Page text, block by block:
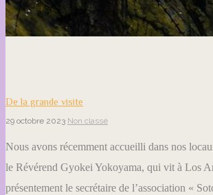
De la grande visite
29 octobre 2023 Non classé
Nous avons récemment accueilli dans nos
le Révérend Gyokei Yokoyama, qui vit à Los
présentement le secrétaire de l’association «